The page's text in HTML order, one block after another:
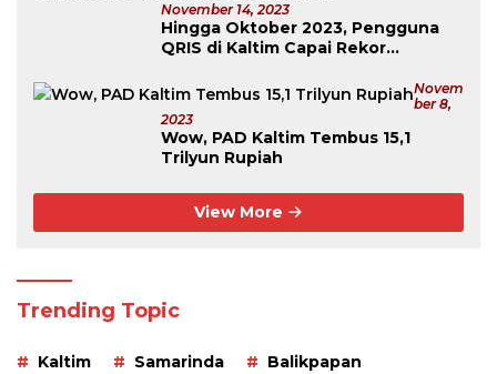
November 14, 2023
Hingga Oktober 2023, Pengguna
QRIS di Kaltim Capai Rekor
Novem
Ber 8,
2023
Wow, PAD Kaltim Tembus 15,1
Trilyun Rupiah
View More
Trending Topic
Kaltim Samarinda Balikpapan